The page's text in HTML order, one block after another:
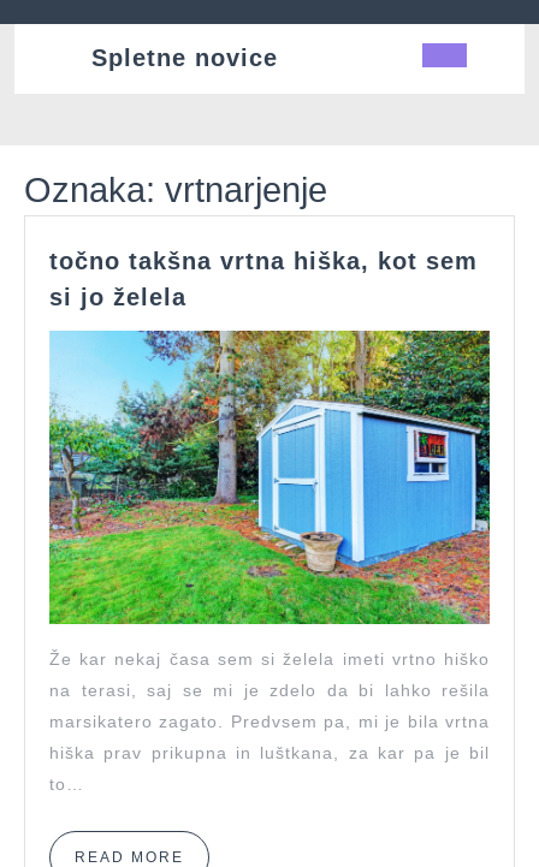
Spletne novice
Oznaka: vrtnarjenje
točno takšna vrtna hiška, kot sem
si jo želela
vrtna
hiška,
kot
sem
si
jo
želela
Že kar nekaj časa sem si želela imeti vrtno hiško
na terasi, saj se mi je zdelo da bi lahko rešila
marsikatero zagato. Predvsem pa, mi je bila vrtna
hiška prav prikupna in luštkana, za kar pa je bil
to…
READ MORE READ